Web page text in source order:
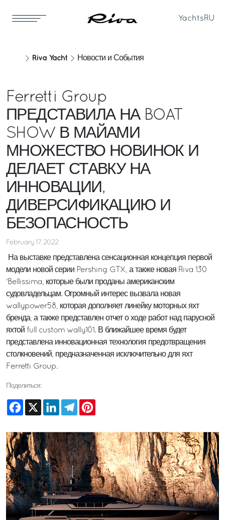
Yachts RU
Riva Yacht Новости и События
Ferretti Group
ПРЕДСТАВИЛА НА BOAT
SHOW В МАЙАМИ
МНОЖЕСТВО НОВИНОК И
ДЕЛАЕТ СТАВКУ НА
ИННОВАЦИИ,
ДИВЕРСИФИКАЦИЮ И
БЕЗОПАСНОСТЬ
February 17, 2022
На выставке представлена сенсационная концепция первой
модели новой серии Pershing GTX, а также ​новая Riva 130
'Bellissima, которые были проданы американским
судовладельцам. Огромный интерес вызвала новая
wallypower58, которая дополняет линейку моторных яхт
бренда, а также представлен отчет о ходе работ над парусной
яхтой full custom wally101. В ближайшее время будет
представлена инновационная технология предотвращения
столкновений, предназначенная исключительно для яхт
Ferretti Group.
Поделиться:
Facebook
X LinkedInTelegram